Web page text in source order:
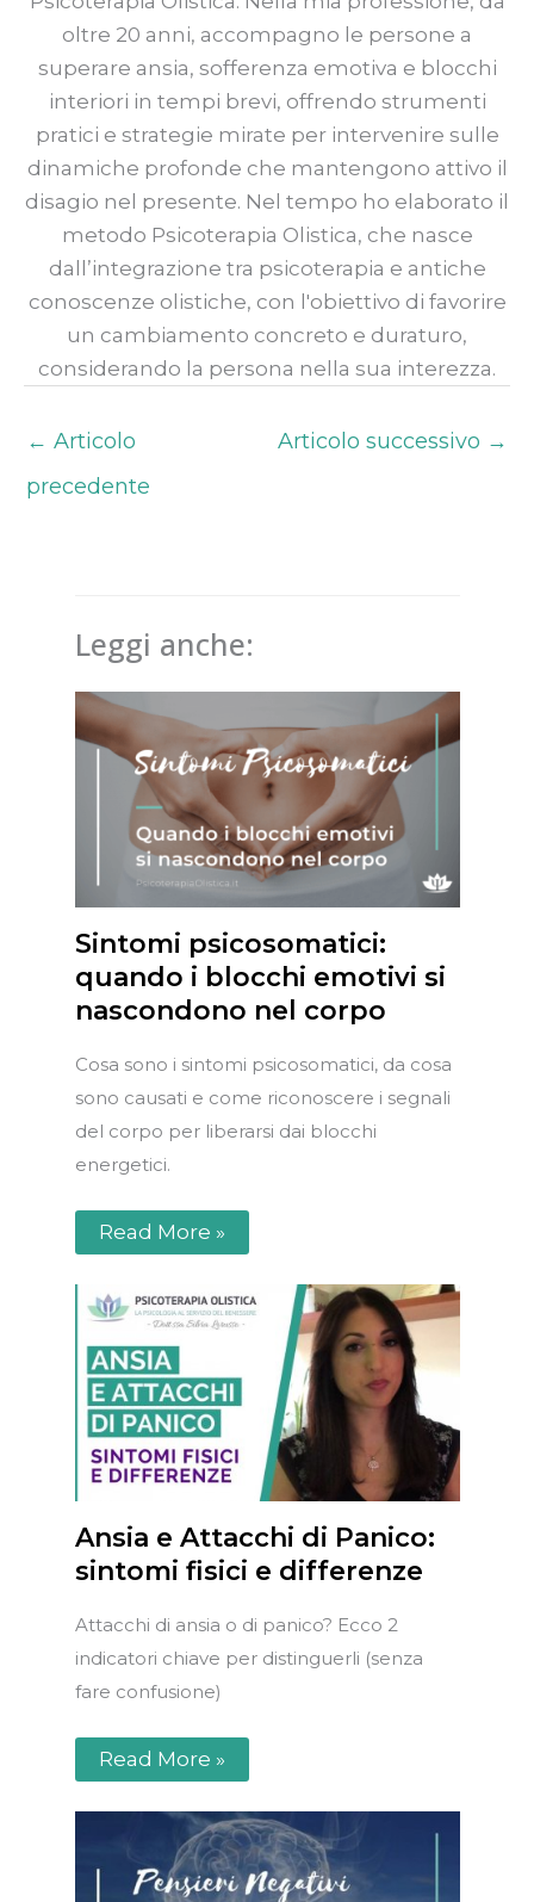
oltre 20 anni, accompagno le persone a
superare ansia, sofferenza emotiva e blocchi
interiori in tempi brevi, offrendo strumenti
pratici e strategie mirate per intervenire sulle
dinamiche profonde che mantengono attivo il
disagio nel presente. Nel tempo ho elaborato il
metodo Psicoterapia Olistica, che nasce
dall’integrazione tra psicoterapia e antiche
conoscenze olistiche, con l'obiettivo di favorire
un cambiamento concreto e duraturo,
considerando la persona nella sua interezza.
← Articolo
precedente
Articolo successivo →
Leggi anche:
Sintomi psicosomatici:
quando i blocchi emotivi si
nascondono nel corpo
Cosa sono i sintomi psicosomatici, da cosa
sono causati e come riconoscere i segnali
del corpo per liberarsi dai blocchi
energetici.
Read More »
Ansia e Attacchi di Panico:
sintomi fisici e differenze
Attacchi di ansia o di panico? Ecco 2
indicatori chiave per distinguerli (senza
fare confusione)
Read More »